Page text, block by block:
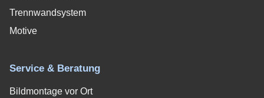
Trennwandsystem
Motive
Service & Beratung
Bildmontage vor Ort